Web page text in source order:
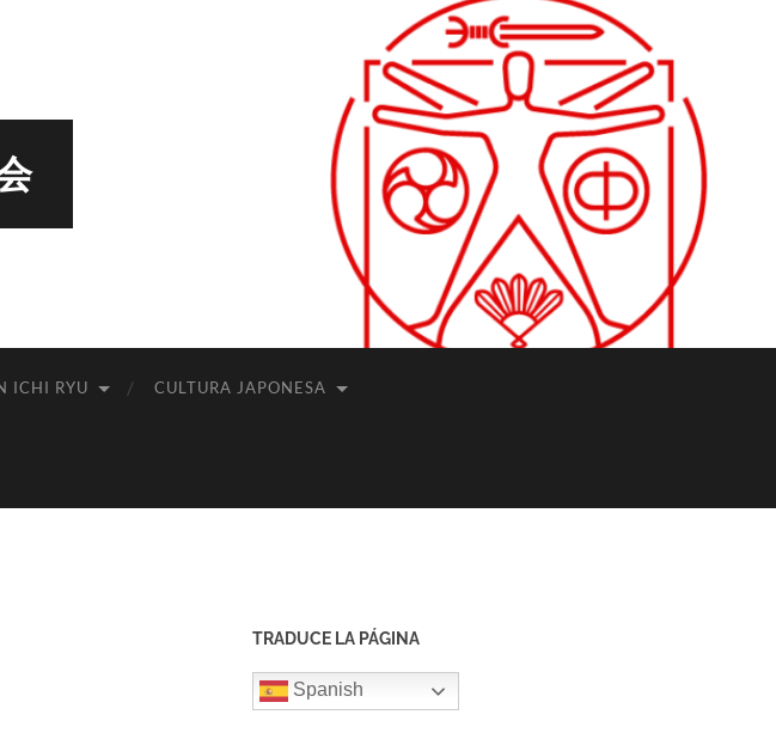
ICHI RYU CULTURA JAPONESA
TRADUCE LA PÁGINA
Spanish